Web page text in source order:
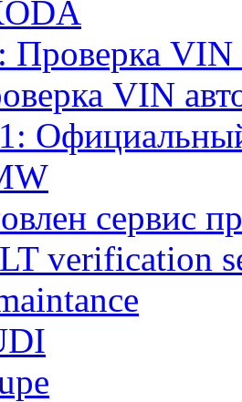
Проверка VIN
VIN
сервис
verification